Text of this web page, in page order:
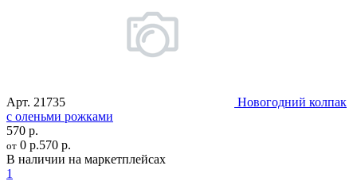
Арт. 21735
Новогодний колпак
с оленьми рожками
570 р.
от 0 р.570 р.
В наличии на маркетплейсах
1